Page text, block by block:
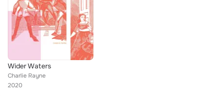
Wider Waters
Charlie Rayne
2020